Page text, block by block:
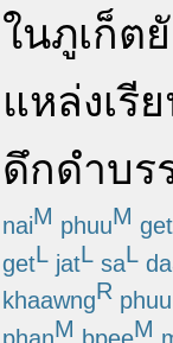
ในภูเก็ต
แหล่งเรี
ดึกดำบร
naiM phuuM get
getL jatL saL
khaawngR phuu
phanM bpeeM